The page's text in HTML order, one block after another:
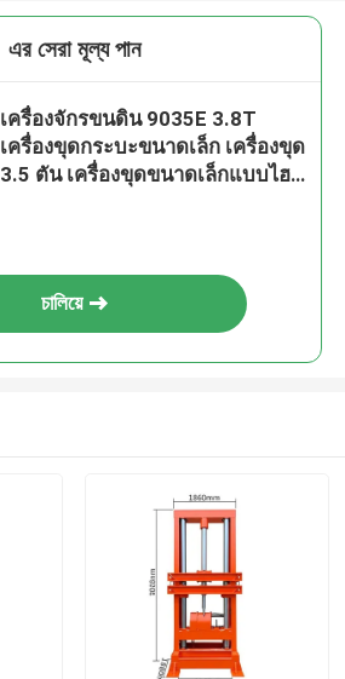
এর সেরা মূল্য পান
เครื่องจักรขนดิน 9035E 3.8T
เครื่องขุดกระบะขนาดเล็ก เครื่องขุด
3.5 ตัน เครื่องขุดขนาดเล็กแบบไฮ
চালিয়ে